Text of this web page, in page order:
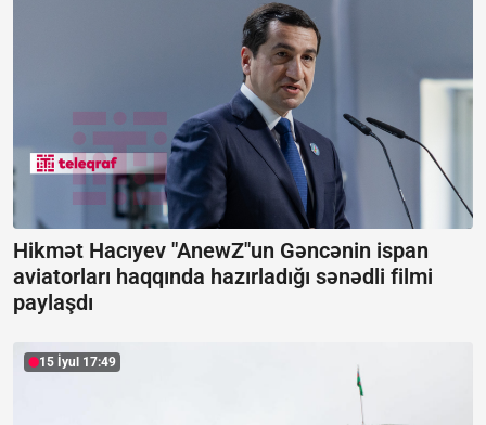
Hikmət Hacıyev "AnewZ"un Gəncənin ispan
aviatorları haqqında hazırladığı sənədli filmi
paylaşdı
15 İyul 17:49